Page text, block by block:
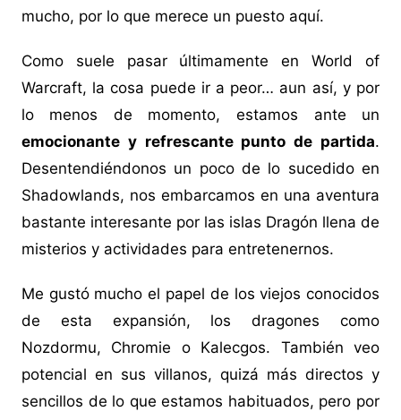
mucho, por lo que merece un puesto aquí.
Como suele pasar últimamente en World of
Warcraft, la cosa puede ir a peor… aun así, y por
lo menos de momento, estamos ante un
emocionante y refrescante punto de partida.
Desentendiéndonos un poco de lo sucedido en
Shadowlands, nos embarcamos en una aventura
bastante interesante por las islas Dragón llena de
misterios y actividades para entretenernos.
Me gustó mucho el papel de los viejos conocidos
de esta expansión, los dragones como
Nozdormu, Chromie o Kalecgos. También veo
potencial en sus villanos, quizá más directos y
sencillos de lo que estamos habituados, pero por